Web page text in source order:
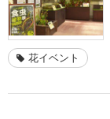
花イベント